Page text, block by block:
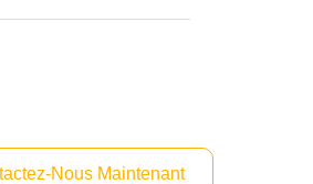
Nous Maintenant